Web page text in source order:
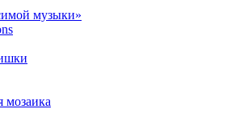
музыки»
мозаика